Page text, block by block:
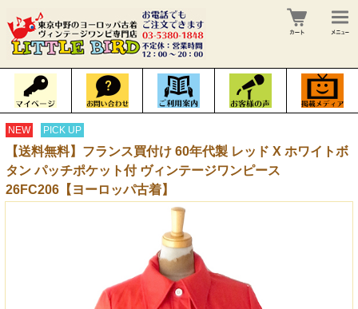
NEW PICK UP
【送料無料】フランス買付け 60年代製 レッド X ホワイトボ
タン パッチポケット付 ヴィンテージワンピース
26FC206【ヨーロッパ古着】